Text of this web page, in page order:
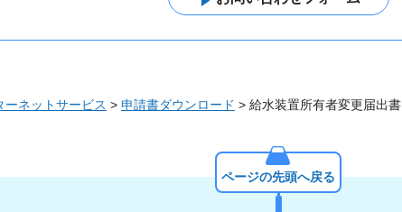
ーネットサービス > 申請書ダウンロード > 給水装置所有者変更届出書
ページの先頭へ戻る